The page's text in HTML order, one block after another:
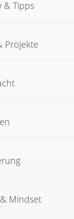
& Tipps
Projekte
Mindset